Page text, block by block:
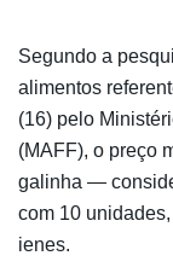
Segundo a
alimentos
(16) pelo
(MAFF), o preço
galinha —
com 10
ienes.